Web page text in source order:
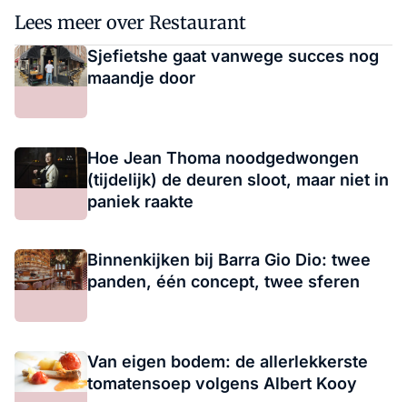
Lees meer over Restaurant
Sjefietshe gaat vanwege succes nog
maandje door
Hoe Jean Thoma noodgedwongen
(tijdelijk) de deuren sloot, maar niet in
paniek raakte
Binnenkijken bij Barra Gio Dio: twee
panden, één concept, twee sferen
Van eigen bodem: de allerlekkerste
tomatensoep volgens Albert Kooy